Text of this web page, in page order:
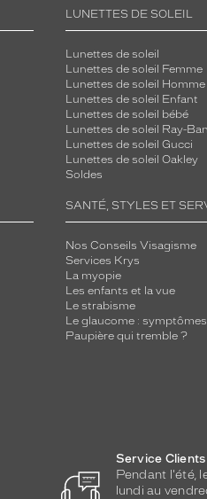
LUNETTES DE SOLEIL
Lunettes de soleil
Lunettes de soleil Femme
Lunettes de soleil Homme
Lunettes de soleil Enfant
Lunettes de soleil bébé
Lunettes de soleil Ray-Ban
Lunettes de soleil Gucci
Lunettes de soleil Oakley
Soldes
SANTÉ, STYLES ET
Nos Conseils Visagisme
Services Krys
La myopie
Les enfants et la vue
Le strabisme
Le glaucome :
Paupière qui tremble ?
Service
Pendant l'été,
lundi au